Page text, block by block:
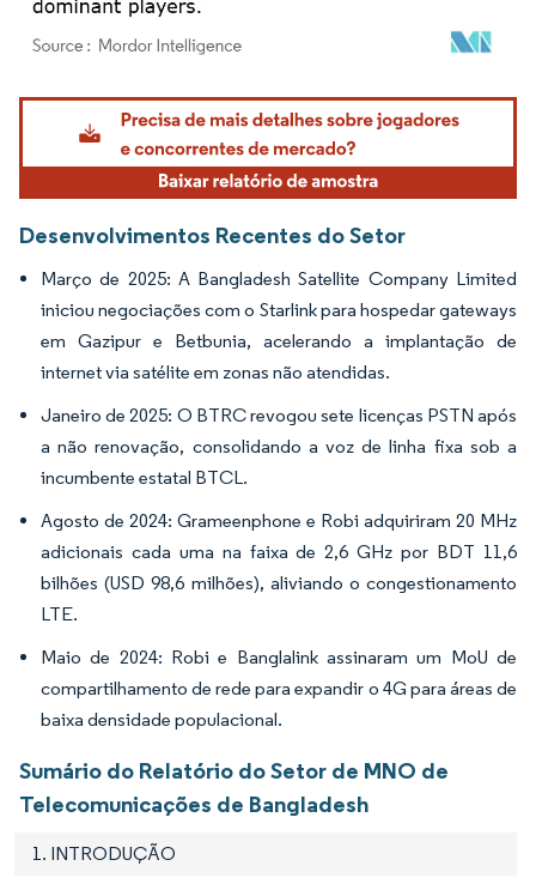
Imagem © Mordor Intelligence. O reuso requer atribuição conforme CC BY 4.0.
Desenvolvimentos Recentes do Setor
Março de 2025: A Bangladesh Satellite Company Limited
iniciou negociações com o Starlink para hospedar gateways
em Gazipur e Betbunia, acelerando a implantação de
internet via satélite em zonas não atendidas.
Janeiro de 2025: O BTRC revogou sete licenças PSTN após
a não renovação, consolidando a voz de linha fixa sob a
incumbente estatal BTCL.
Agosto de 2024: Grameenphone e Robi adquiriram 20 MHz
adicionais cada uma na faixa de 2,6 GHz por BDT 11,6
bilhões (USD 98,6 milhões), aliviando o congestionamento
LTE.
Maio de 2024: Robi e Banglalink assinaram um MoU de
compartilhamento de rede para expandir o 4G para áreas de
baixa densidade populacional.
Sumário do Relatório do Setor de MNO de
Telecomunicações de Bangladesh
1. INTRODUÇÃO